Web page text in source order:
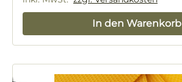
In den Warenkorb